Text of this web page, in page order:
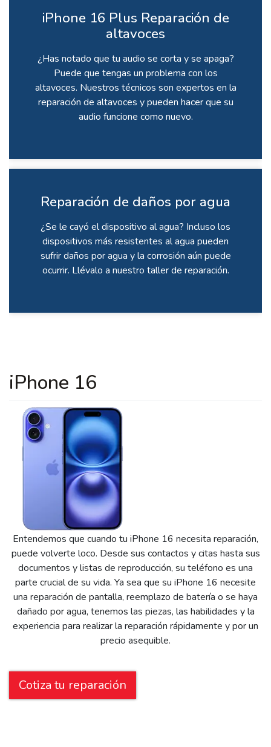
iPhone 16 Plus Reparación de
altavoces
¿Has notado que tu audio se corta y se apaga?
Puede que tengas un problema con los
altavoces. Nuestros técnicos son expertos en la
reparación de altavoces y pueden hacer que su
audio funcione como nuevo.
Reparación de daños por agua
¿Se le cayó el dispositivo al agua? Incluso los
dispositivos más resistentes al agua pueden
sufrir daños por agua y la corrosión aún puede
ocurrir. Llévalo a nuestro taller de reparación.
iPhone 16
Entendemos que cuando tu iPhone 16 necesita reparación,
puede volverte loco. Desde sus contactos y citas hasta sus
documentos y listas de reproducción, su teléfono es una
parte crucial de su vida. Ya sea que su iPhone 16 necesite
una reparación de pantalla, reemplazo de batería o se haya
dañado por agua, tenemos las piezas, las habilidades y la
experiencia para realizar la reparación rápidamente y por un
precio asequible.
Cotiza tu reparación